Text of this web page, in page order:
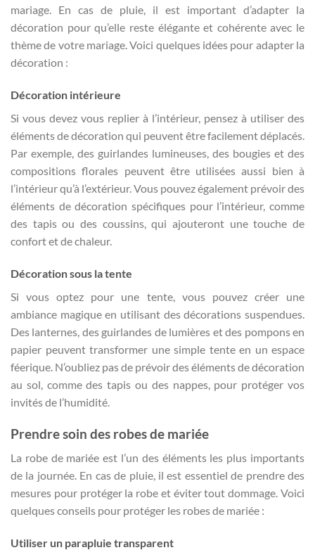
mariage. En cas de pluie, il est important d’adapter la
décoration pour qu’elle reste élégante et cohérente avec le
thème de votre mariage. Voici quelques idées pour adapter la
décoration :
Décoration intérieure
Si vous devez vous replier à l’intérieur, pensez à utiliser des
éléments de décoration qui peuvent être facilement déplacés.
Par exemple, des guirlandes lumineuses, des bougies et des
compositions florales peuvent être utilisées aussi bien à
l’intérieur qu’à l’extérieur. Vous pouvez également prévoir des
éléments de décoration spécifiques pour l’intérieur, comme
des tapis ou des coussins, qui ajouteront une touche de
confort et de chaleur.
Décoration sous la tente
Si vous optez pour une tente, vous pouvez créer une
ambiance magique en utilisant des décorations suspendues.
Des lanternes, des guirlandes de lumières et des pompons en
papier peuvent transformer une simple tente en un espace
féerique. N’oubliez pas de prévoir des éléments de décoration
au sol, comme des tapis ou des nappes, pour protéger vos
invités de l’humidité.
Prendre soin des robes de mariée
La robe de mariée est l’un des éléments les plus importants
de la journée. En cas de pluie, il est essentiel de prendre des
mesures pour protéger la robe et éviter tout dommage. Voici
quelques conseils pour protéger les robes de mariée :
Utiliser un parapluie transparent